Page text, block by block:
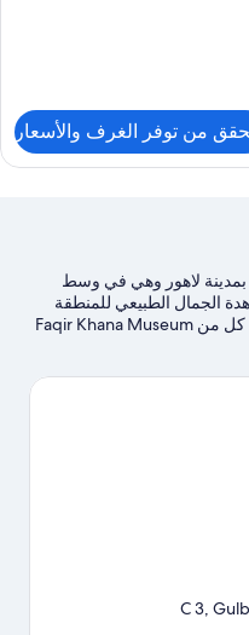
من توفر الغرف والأسعار
لاهور وهي في وسط
الجمال الطبيعي للمنطقة
في Jilani Park وحديقة الجناح، بينما يُعد كل من Faqir Khana Museum